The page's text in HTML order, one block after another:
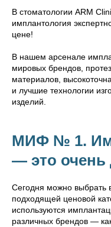
В стоматологии ARM
имплантология
цене!
В нашем арсенале
мировых брендов,
материалов,
и лучшие технологии
изделий.
МИФ № 1.
— это очень
Сегодня можно выбрать
подходящей ценовой
используются
различных брендов —